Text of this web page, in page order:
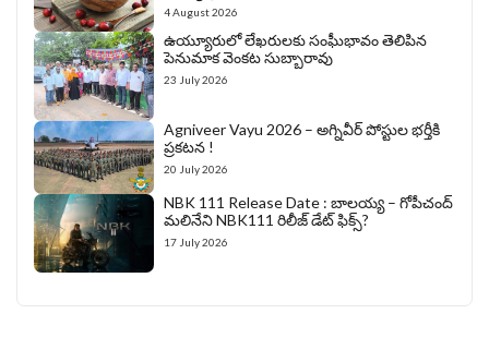
4 August 2026
ఉయ్యూరులో లేఖరులకు సంఘీభావం తెలిపిన
పెనుమాక వెంకట సుబ్బారావు
23 July 2026
Agniveer Vayu 2026 – అగ్నివీర్‌ పోస్టుల భర్తీకి
ప్రకటన !
20 July 2026
NBK 111 Release Date : బాలయ్య – గోపీచంద్
మలినేని NBK111 రిలీజ్ డేట్ ఫిక్స్?
17 July 2026